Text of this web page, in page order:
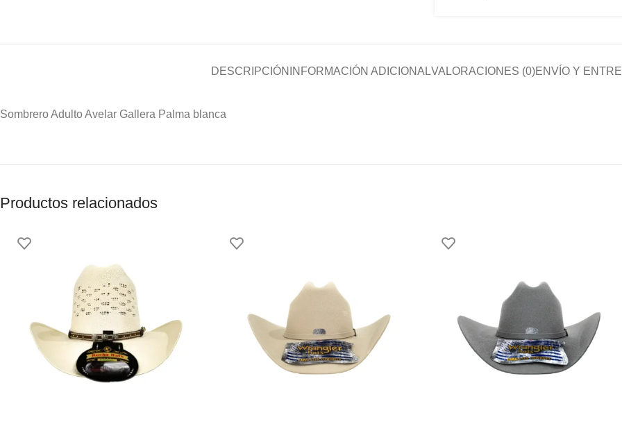
DESCRIPCIÓN INFORMACIÓN ADICIONALVALORACIONES (0)ENVÍO Y
Sombrero Adulto Avelar Gallera Palma blanca
Productos relacionados